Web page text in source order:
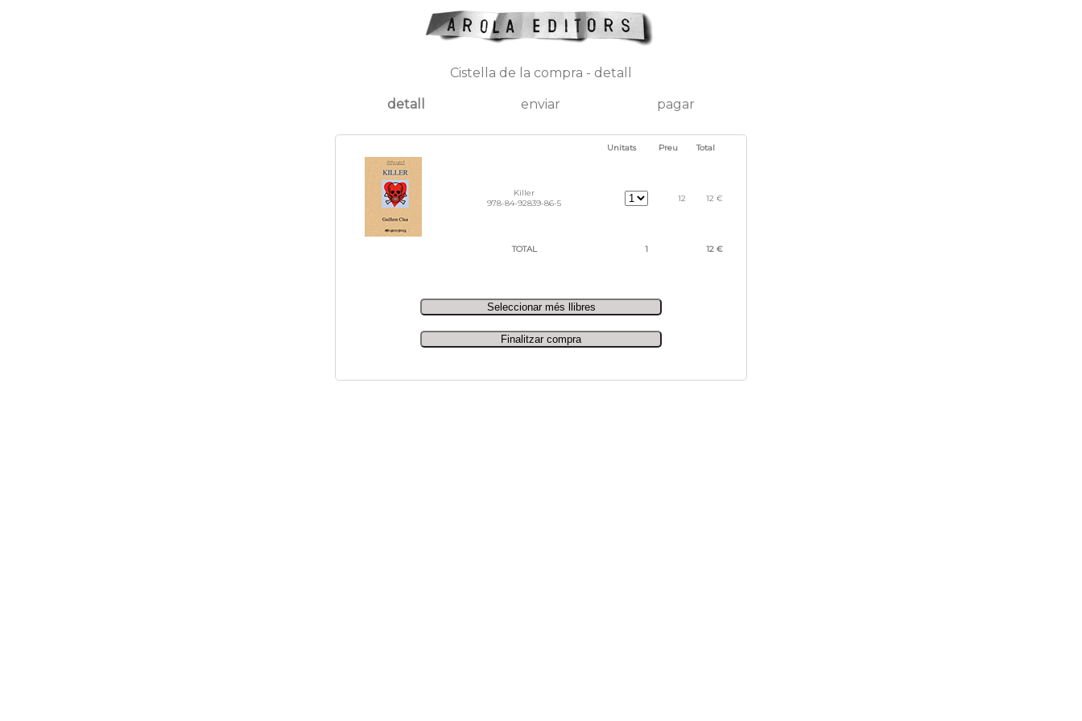
Cistella de la compra - detall
detall enviar pagar
Unitats Preu Total
Killer
978-84-92839-86-5
12 12 €
TOTAL 1 12 €